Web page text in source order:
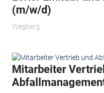
(m/w/d)
Wegberg
Mitarbeiter